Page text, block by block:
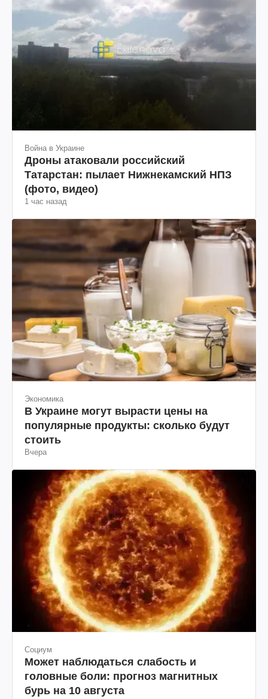
Война в Украине
Дроны атаковали российский
Татарстан: пылает Нижнекамский НПЗ
(фото, видео)
1 час назад
Экономика
В Украине могут вырасти цены на
популярные продукты: сколько будут
стоить
Вчера
Социум
Может наблюдаться слабость и
головные боли: прогноз магнитных
бурь на 10 августа